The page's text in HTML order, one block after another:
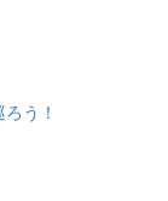
う！